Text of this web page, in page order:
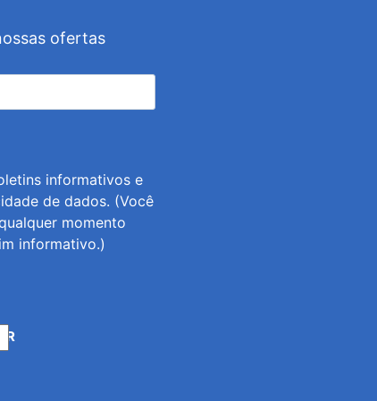
ofertas
informativos e
de dados. (Você
momento
informativo.)